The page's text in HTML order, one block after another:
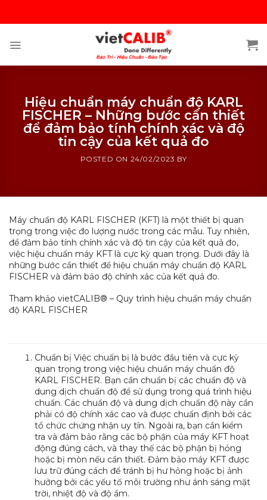
content
Hiệu chuẩn máy chuẩn độ KARL
FISCHER – Những bước cần thiết
để đảm bảo tính chính xác và độ
tin cậy của kết quả đo
POSTED ON 24/02/2023 BY
Máy chuẩn độ KARL FISCHER (KFT) là một thiết bị quan
trọng trong việc đo lượng nước trong các mẫu. Tuy nhiên,
để đảm bảo tính chính xác và độ tin cậy của kết quả đo,
việc hiệu chuẩn máy KFT là cực kỳ quan trọng. Dưới đây là
những bước cần thiết để hiệu chuẩn máy chuẩn độ KARL
FISCHER và đảm bảo độ chính xác của kết quả đo.
Tham khảo vietCALIB® – Quy trình hiệu chuẩn máy chuẩn
độ KARL FISCHER
Chuẩn bị Việc chuẩn bị là bước đầu tiên và cực kỳ
quan trọng trong việc hiệu chuẩn máy chuẩn độ
KARL FISCHER. Bạn cần chuẩn bị các chuẩn độ và
dung dịch chuẩn độ để sử dụng trong quá trình hiệu
chuẩn. Các chuẩn độ và dung dịch chuẩn độ này cần
phải có độ chính xác cao và được chuẩn định bởi các
tổ chức chứng nhận uy tín. Ngoài ra, bạn cần kiểm
tra và đảm bảo rằng các bộ phận của máy KFT hoạt
động đúng cách, và thay thế các bộ phận bị hỏng
hoặc bị mòn nếu cần thiết. Đảm bảo máy KFT được
lưu trữ đúng cách để tránh bị hư hỏng hoặc bị ảnh
hưởng bởi các yếu tố môi trường như ánh sáng mặt
trời, nhiệt độ và độ ẩm.